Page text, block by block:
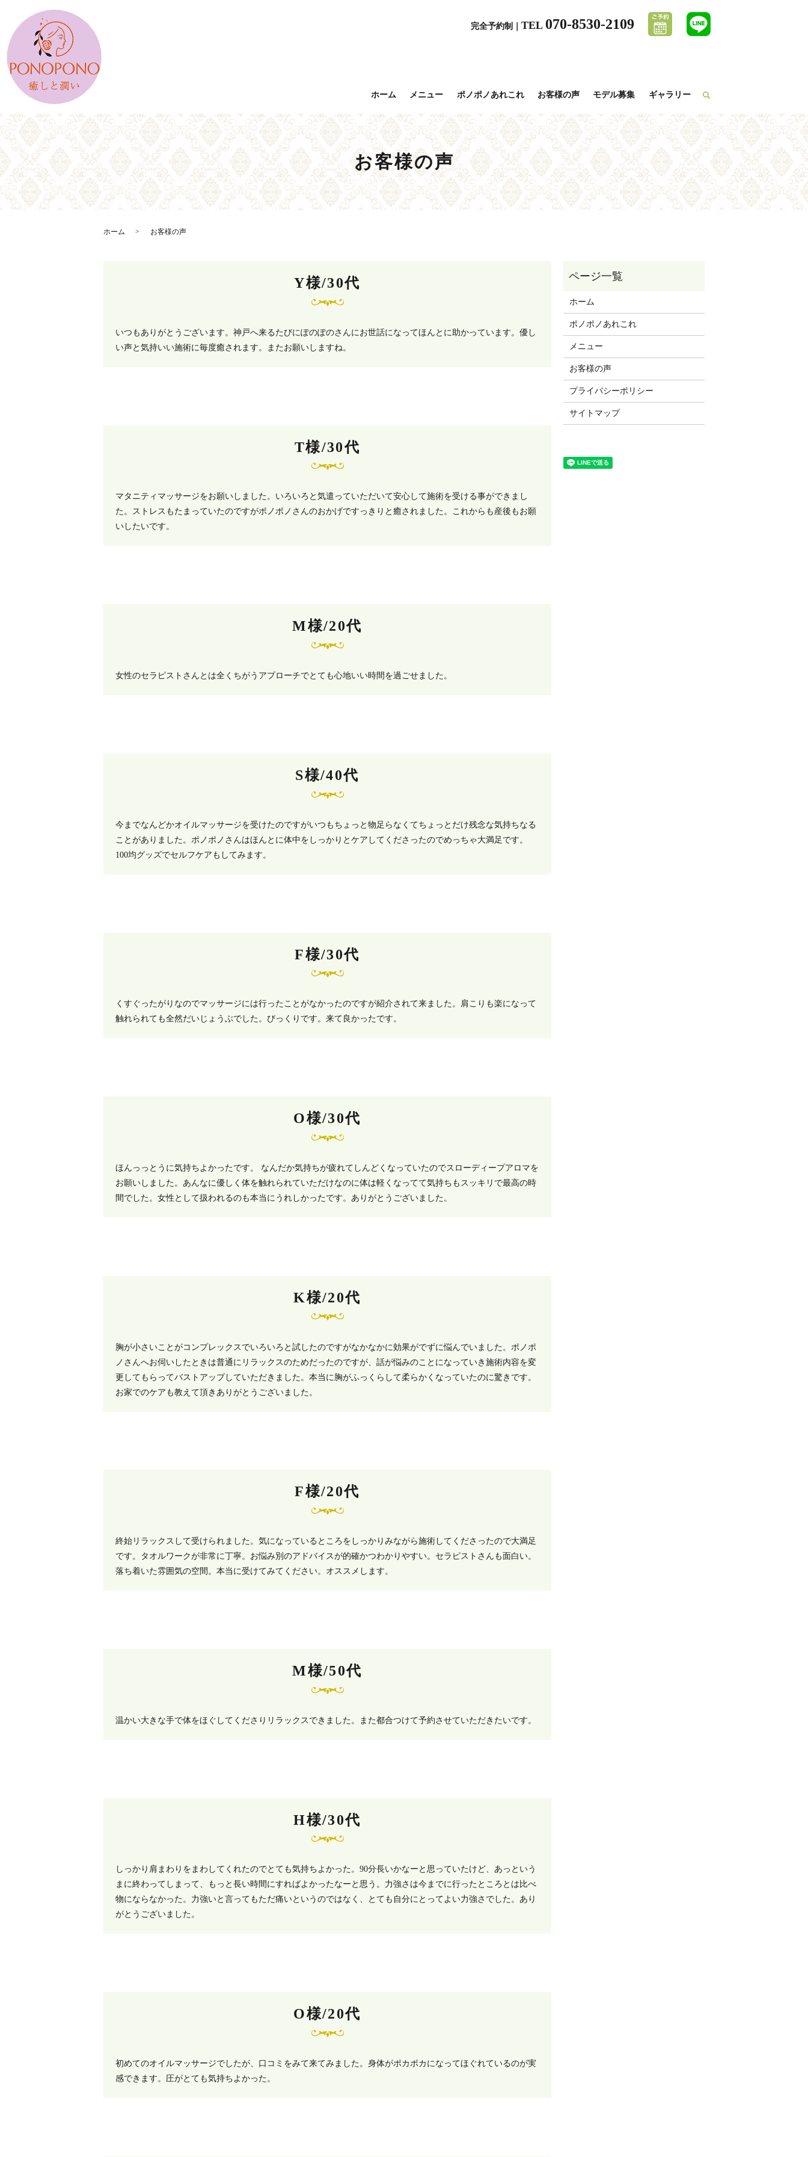
ホーム メニュー ポノポノあれこれ お客様の声 モデル募集 ギャラリー
完全予約制｜ TEL 070-8530-2109
お客様の声
ホーム お客様の声
Y様/30代
いつもありがとうございます。神戸へ来るたびにぽのぽのさんにお世話になってほんとに助かっています。優し
い声と気持いい施術に毎度癒されます。またお願いしますね。
T様/30代
マタニティマッサージをお願いしました。いろいろと気遣っていただいて安心して施術を受ける事ができまし
た。ストレスもたまっていたのですがポノポノさんのおかげですっきりと癒されました。これからも産後もお願
いしたいです。
M様/20代
女性のセラピストさんとは全くちがうアプローチでとても心地いい時間を過ごせました。
S様/40代
今までなんどかオイルマッサージを受けたのですがいつもちょっと物足らなくてちょっとだけ残念な気持ちなる
ことがありました。ポノポノさんはほんとに体中をしっかりとケアしてくださったのでめっちゃ大満足です。
100均グッズでセルフケアもしてみます。
F様/30代
くすぐったがりなのでマッサージには行ったことがなかったのですが紹介されて来ました。肩こりも楽になって
触れられても全然だいじょうぶでした。びっくりです。来て良かったです。
O様/30代
ほんっっとうに気持ちよかったです。 なんだか気持ちが疲れてしんどくなっていたのでスローディープアロマを
お願いしました。あんなに優しく体を触れられていただけなのに体は軽くなってて気持ちもスッキリで最高の時
間でした。女性として扱われるのも本当にうれしかったです。ありがとうございました。
K様/20代
胸が小さいことがコンプレックスでいろいろと試したのですがなかなかに効果がでずに悩んでいました。ポノポ
ノさんへお伺いしたときは普通にリラックスのためだったのですが、話が悩みのことになっていき施術内容を変
更してもらってバストアップしていただきました。本当に胸がふっくらして柔らかくなっていたのに驚きです。
お家でのケアも教えて頂きありがとうございました。
F様/20代
終始リラックスして受けられました。気になっているところをしっかりみながら施術してくださったので大満足
です。タオルワークが非常に丁寧。お悩み別のアドバイスが的確かつわかりやすい。セラピストさんも面白い。
落ち着いた雰囲気の空間。本当に受けてみてください。オススメします。
M様/50代
温かい大きな手で体をほぐしてくださりリラックスできました。また都合つけて予約させていただきたいです。
H様/30代
しっかり肩まわりをまわしてくれたのでとても気持ちよかった。90分長いかなーと思っていたけど、あっという
まに終わってしまって、もっと長い時間にすればよかったなーと思う。力強さは今までに行ったところとは比べ
物にならなかった。力強いと言ってもただ痛いというのではなく、とても自分にとってよい力強さでした。あり
がとうございました。
O様/20代
初めてのオイルマッサージでしたが、口コミをみて来てみました。身体がポカポカになってほぐれているのが実
感できます。圧がとても気持ちよかった。
ホーム
ポノポノあれこれ
メニュー
お客様の声
プライバシーポリシー
サイトマップ